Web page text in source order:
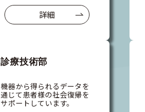
詳細
診療技術部
機器から得られるデータを
通じて患者様の社会復帰を
サポートしています。